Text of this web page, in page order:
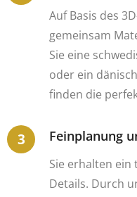
Auf Basis des
gemeinsam
Sie eine
oder ein
finden die
Feinplanung
Sie erhalten
Details. Durch